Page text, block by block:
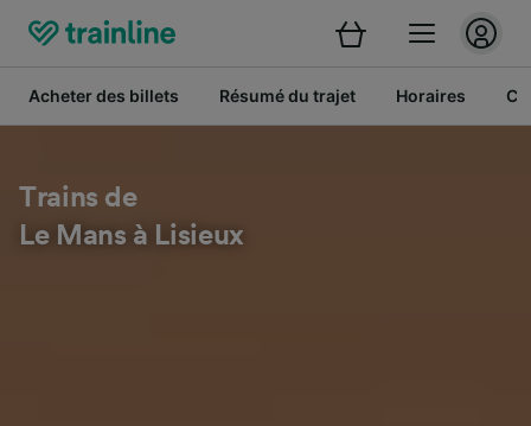
Acheter des billets Résumé du trajet Horaires
Trains de
Le Mans à Lisieux